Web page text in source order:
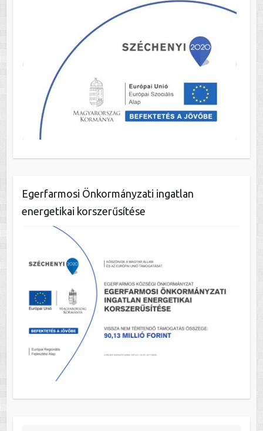
Egerfarmosi Önkormányzati ingatlan
energetikai korszerűsítése